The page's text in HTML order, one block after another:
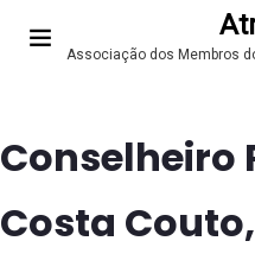
Associação dos Membros
Conselheiro
Costa